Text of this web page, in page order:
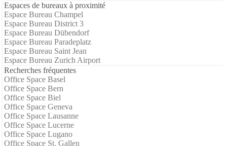
Espaces de bureaux à proximité
Espace Bureau Champel
Espace Bureau District 3
Espace Bureau Dübendorf
Espace Bureau Paradeplatz
Espace Bureau Saint Jean
Espace Bureau Zurich Airport
Recherches fréquentes
Office Space Basel
Office Space Bern
Office Space Biel
Office Space Geneva
Office Space Lausanne
Office Space Lucerne
Office Space Lugano
Office Space St. Gallen